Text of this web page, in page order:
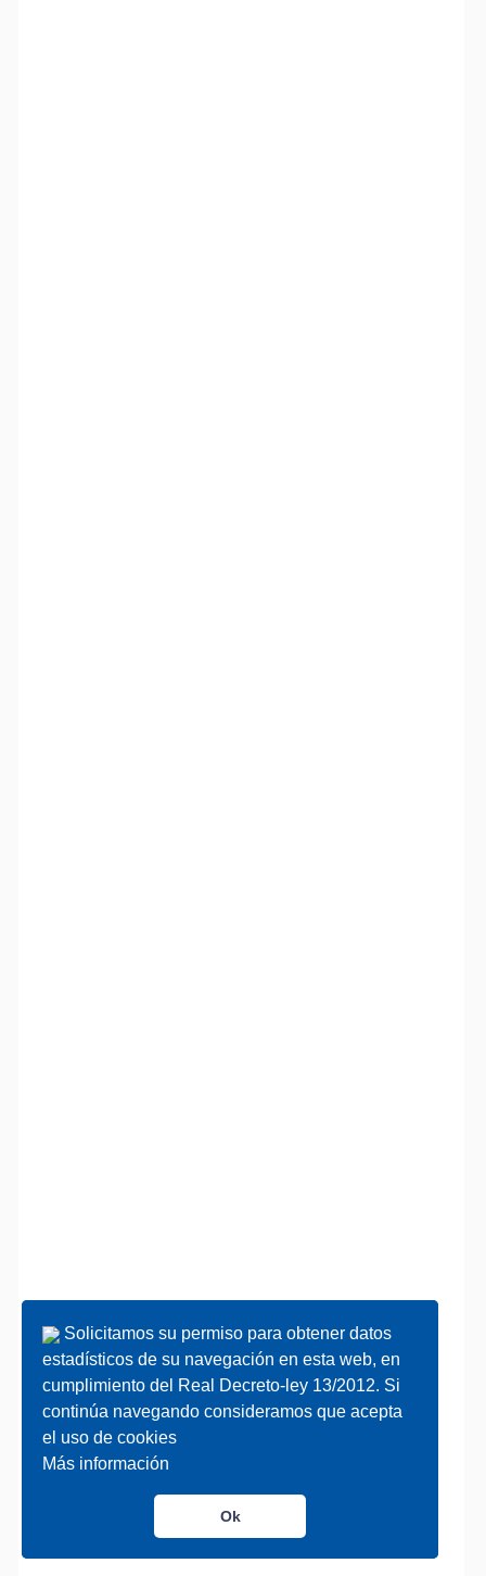
Solicitamos su permiso para obtener datos
estadísticos de su navegación en esta web, en
cumplimiento del Real Decreto-ley 13/2012. Si
continúa navegando consideramos que acepta
el uso de cookies
Más información
Ok
Solicitamos su permiso para obtener datos
estadísticos de su navegación en esta web, en
cumplimiento del Real Decreto-ley 13/2012. Si
continúa navegando consideramos que acepta
el uso de cookies
Más información
Ok